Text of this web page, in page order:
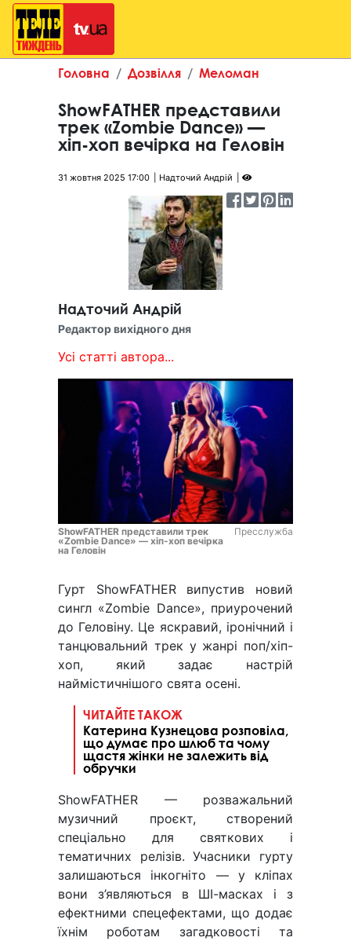
Головна Дозвілля Меломан
ShowFATHER представили
трек «Zombie Dance» —
хіп-хоп вечірка на Геловін
31 жовтня 2025 17:00 Надточий Андрій
Надточий Андрій
Редактор вихідного дня
Усі статті автора...
ShowFATHER представили трек
«Zombie Dance» — хіп-хоп вечірка
на Геловін
Пресслужба
Гурт ShowFATHER випустив новий
сингл «Zombie Dance», приурочений
до Геловіну. Це яскравий, іронічний і
танцювальний трек у жанрі поп/хіп-
хоп, який задає настрій
наймістичнішого свята осені.
ЧИТАЙТЕ ТАКОЖ
Катерина Кузнецова розповіла,
що думає про шлюб та чому
щастя жінки не залежить від
обручки
ShowFATHER — розважальний
музичний проєкт, створений
спеціально для святкових і
тематичних релізів. Учасники гурту
залишаються інкогніто — у кліпах
вони з’являються в ШІ-масках і з
ефектними спецефектами, що додає
їхнім роботам загадковості та